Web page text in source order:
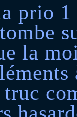
prio 1
la